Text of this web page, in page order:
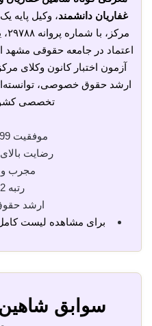
غفاریان دانشمند، وکیل پایه
اعتماد در جامعه حقوقی مشهد
آزمون اختبار کانون وکلای
ارشد حقوق خصوصی،
تخصصی
موفقیت 99% پرونده ها
رضایت بالای 99%
مجرب و
رتبه 2 اختبار
ارشد
برای مشاهده لیست
سوابق شاهین